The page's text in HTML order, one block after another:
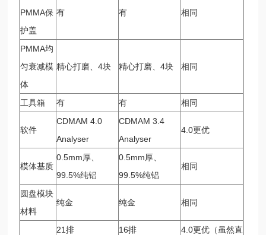
PMMA保
护盖
有 有 相同
PMMA均
匀衰减模
体
精心打磨、4块 精心打磨、4块 相同
工具箱 有 有 相同
软件
CDMAM 4.0
Analyser
CDMAM 3.4
Analyser
4.0更优
模体基质
0.5mm厚、
99.5%纯铝
0.5mm厚、
99.5%纯铝
相同
圆盘模块
材料
纯金 纯金 相同
21排
16排
4.0更优（虽然直